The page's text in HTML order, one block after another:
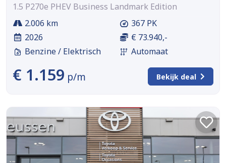
1.5 P270e PHEV Business Landmark Edition
2.006 km
2026
Benzine / Elektrisch
367 PK
€ 73.940,-
Automaat
€ 1.159 p/m Bekijk deal